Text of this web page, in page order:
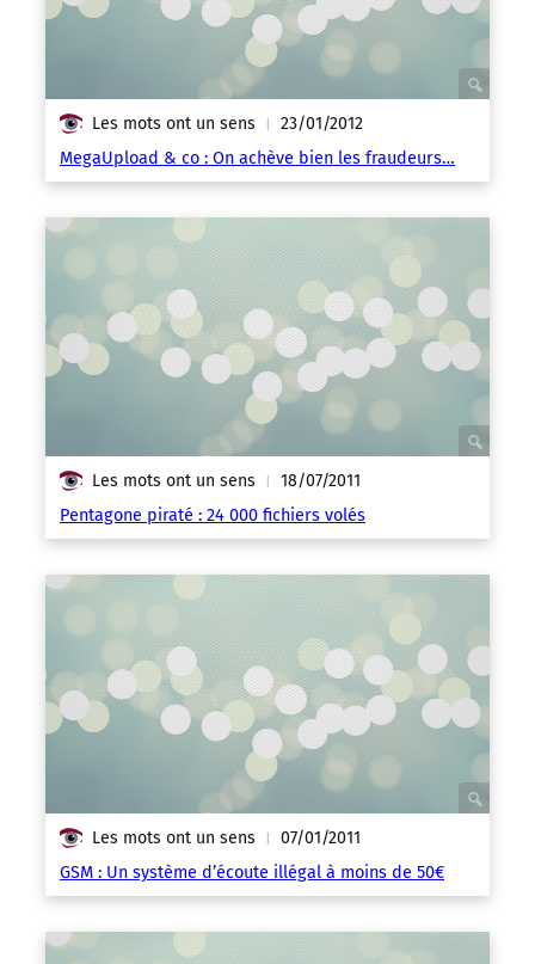
Les mots ont un sens | 23/01/2012
MegaUpload & co : On achève bien les fraudeurs…
Les mots ont un sens | 18/07/2011
Pentagone piraté : 24 000 fichiers volés
Les mots ont un sens | 07/01/2011
GSM : Un système d’écoute illégal à moins de 50€